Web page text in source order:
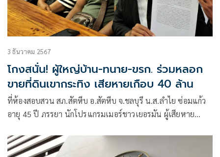
3 ธันวาคม 2567
โกงสนั่น! ผู้ใหญ่บ้าน-ทนาย-ขรก. ร่วมหลอก
ขายที่ดินเขากระทิง เสียหายเกือบ 40 ล้าน
ที่ห้องสอบสวน สภ.สัตหีบ อ.สัตหีบ จ.ชลบุรี น.ส.ลำไย ซ่อมแก้ว
อายุ 45 ปี ภรรยา นักโปรแกรมเมอร์ชาวเยอรมัน ผู้เสียหาย
กุลวงศ์ ทนายความ และครอบครัว ได้เปิดโต๊ะแถลงข่าวขอความ
เป็นธรรมต่อสื่อมวลชน